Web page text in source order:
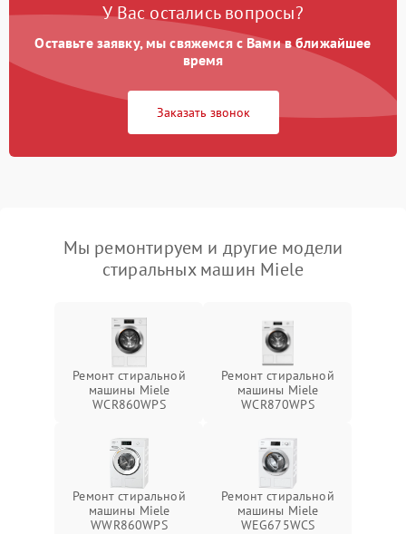
У Вас остались вопросы?
Оставьте заявку, мы свяжемся с Вами в ближайшее
время
Заказать звонок
Мы ремонтируем и другие модели
стиральных машин Miele
Ремонт стиральной
машины Miele
WCR860WPS
Ремонт стиральной
машины Miele
WCR870WPS
Ремонт стиральной
машины Miele
WWR860WPS
Ремонт стиральной
машины Miele
WEG675WCS